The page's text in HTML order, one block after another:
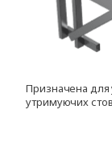
Призначена для
утримуючих